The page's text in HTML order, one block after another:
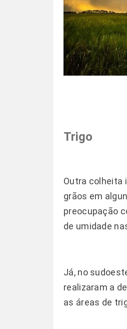
Trigo
Outra colheita
grãos em
preocupação
de umidade
Já, no
realizaram a
as áreas de